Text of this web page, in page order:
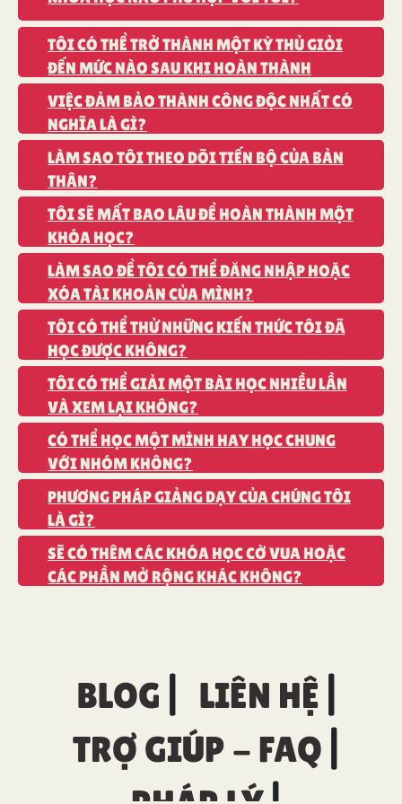
HỌC
HỌC CỜ VUA
CHƠI CỜ VUA
LUYỆN CHIẾN
THUẬT
BÀN CỜ LOGIQ
TÔI CÓ THỂ TRỞ THÀNH MỘT KỲ THỦ GIỎI
ĐẾN MỨC NÀO SAU KHI HOÀN THÀNH
KHÓA HỌC?
VIỆC ĐẢM BẢO THÀNH CÔNG ĐỘC NHẤT CÓ
NGHĨA LÀ GÌ?
LÀM SAO TÔI THEO DÕI TIẾN BỘ CỦA BẢN
THÂN?
TÔI SẼ MẤT BAO LÂU ĐỂ HOÀN THÀNH MỘT
KHÓA HỌC?
LÀM SAO ĐỂ TÔI CÓ THỂ ĐĂNG NHẬP HOẶC
XÓA TÀI KHOẢN CỦA MÌNH?
TÔI CÓ THỂ THỬ NHỮNG KIẾN THỨC TÔI ĐÃ
HỌC ĐƯỢC KHÔNG?
TÔI CÓ THỂ GIẢI MỘT BÀI HỌC NHIỀU LẦN
VÀ XEM LẠI KHÔNG?
CÓ THỂ HỌC MỘT MÌNH HAY HỌC CHUNG
VỚI NHÓM KHÔNG?
PHƯƠNG PHÁP GIẢNG DẠY CỦA CHÚNG TÔI
LÀ GÌ?
SẼ CÓ THÊM CÁC KHÓA HỌC CỜ VUA HOẶC
CÁC PHẦN MỞ RỘNG KHÁC KHÔNG?
BLOG
LIÊN HỆ
TRỢ GIÚP - FAQ